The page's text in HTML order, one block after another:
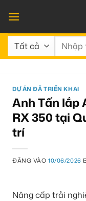
qua
nội
dung
Tìm
DỰ ÁN ĐÃ TRIỂN KHAI
Anh Tấn lắp
RX 350 tại
trí
ĐĂNG VÀO10/06/2026
Nâng cấp trải